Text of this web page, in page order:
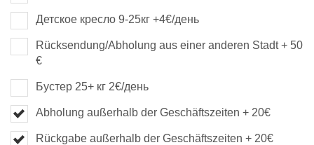
Детское кресло 9-25кг +4€/день
Rücksendung/Abholung aus einer anderen Stadt + 50
€
Бустер 25+ кг 2€/день
Abholung außerhalb der Geschäftszeiten + 20€
Rückgabe außerhalb der Geschäftszeiten + 20€